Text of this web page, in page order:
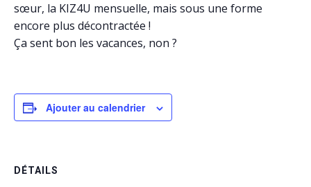
sœur, la KIZ4U mensuelle, mais sous une forme
encore plus décontractée !
Ça sent bon les vacances, non ?
Ajouter au calendrier
DÉTAILS